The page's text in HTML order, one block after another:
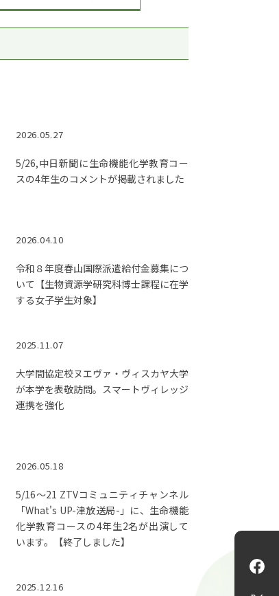
2026.05.27
5/26,中日新聞に生命機能化学教育コー
スの4年生のコメントが掲載されました
2026.04.10
令和８年度春山国際派遣給付金募集につ
いて【生物資源学研究科博士課程に在学
する女子学生対象】
2025.11.07
大学間協定校ヌエヴァ・ヴィスカヤ大学
が本学を表敬訪問。スマートヴィレッジ
連携を強化
2026.05.18
5/16～21 ZTVコミュニティチャンネル
「What's UP-津放送局-」に、生命機能
化学教育コースの4年生2名が出演して
います。【終了しました】
2025.12.16